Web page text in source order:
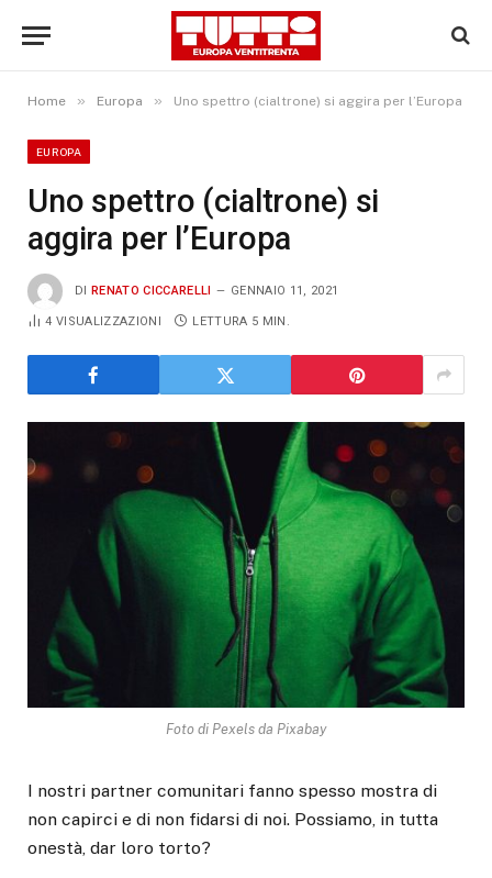
Home » Europa » Uno spettro (cialtrone) si aggira per l’Europa
EUROPA
Uno spettro (cialtrone) si
aggira per l’Europa
DI RENATO CICCARELLI GENNAIO 11, 2021
4VISUALIZZAZIONI LETTURA 5 MIN.
Foto di Pexels da Pixabay
I nostri partner comunitari fanno spesso mostra di
non capirci e di non fidarsi di noi. Possiamo, in tutta
onestà, dar loro torto?